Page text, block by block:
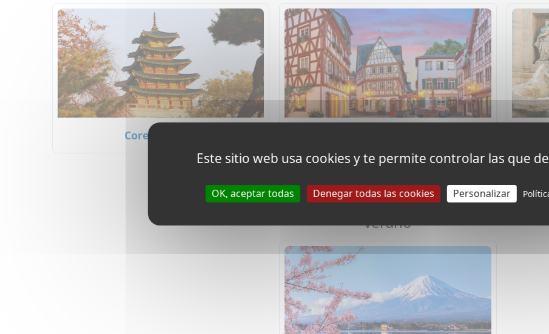
Corea del Sur
Japones Campamentos de
verano
Este sitio web usa cookies y te permite controlar las que
OK, aceptar todas Denegar todas las cookies Personalizar